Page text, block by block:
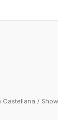
Castellana /